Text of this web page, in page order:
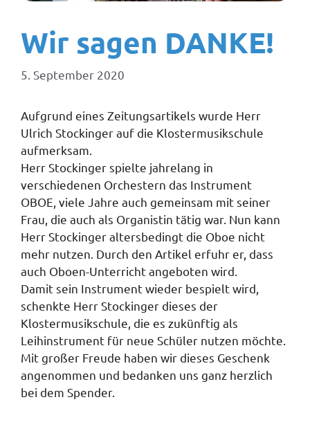
Wir sagen DANKE!
5. September 2020
Aufgrund eines Zeitungsartikels wurde Herr
Ulrich Stockinger auf die Klostermusikschule
aufmerksam.
Herr Stockinger spielte jahrelang in
verschiedenen Orchestern das Instrument
OBOE, viele Jahre auch gemeinsam mit seiner
Frau, die auch als Organistin tätig war. Nun kann
Herr Stockinger altersbedingt die Oboe nicht
mehr nutzen. Durch den Artikel erfuhr er, dass
auch Oboen-Unterricht angeboten wird.
Damit sein Instrument wieder bespielt wird,
schenkte Herr Stockinger dieses der
Klostermusikschule, die es zukünftig als
Leihinstrument für neue Schüler nutzen möchte.
Mit großer Freude haben wir dieses Geschenk
angenommen und bedanken uns ganz herzlich
bei dem Spender.